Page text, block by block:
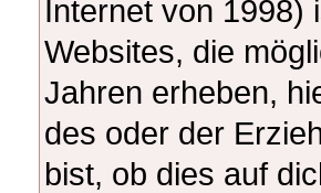
Internet von 1998)
Websites, die
Jahren erheben,
des oder der
bist, ob dies auf